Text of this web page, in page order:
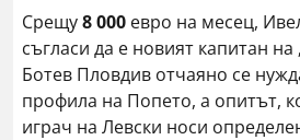
Срещу8 000 евро на месец,
съгласи да е новият капитан
Ботев Пловдив отчаяно се
профила на Попето, а опитът,
играч на Левски носи